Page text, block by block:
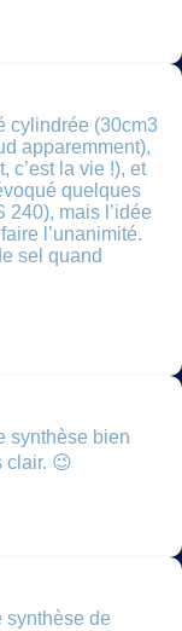
cylindrée (30cm3
apparemment),
c’est la vie !), et
quelques
240), mais l’idée
l’unanimité.
sel quand
synthèse bien
clair. 😉
synthèse de